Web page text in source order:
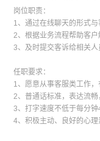
岗位职责：
1、通过在线聊天的形式
2、根据业务流程帮助客户
3、及时提交客诉给相关人
任职要求：
1、愿意从事客服类工作，
2、普通话标准，表达流畅
3、打字速度不低于每分钟
4、积极主动、良好的心理